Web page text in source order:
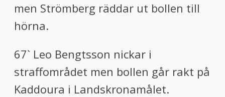
men Strömberg räddar ut bollen till
hörna.
67` Leo Bengtsson nickar i
straffområdet men bollen går rakt på
Kaddoura i Landskronamålet.